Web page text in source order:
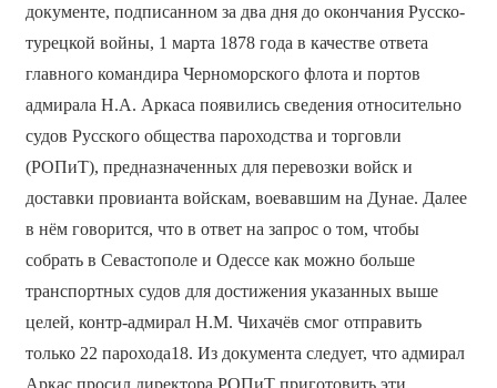
документе, подписанном за два дня до окончания Русско-
турецкой войны, 1 марта 1878 года в качестве ответа
главного командира Черноморского флота и портов
адмирала Н.А. Аркаса появились сведения относительно
судов Русского общества пароходства и торговли
(РОПиТ), предназначенных для перевозки войск и
доставки провианта войскам, воевавшим на Дунае. Далее
в нём говорится, что в ответ на запрос о том, чтобы
собрать в Севастополе и Одессе как можно больше
транспортных судов для достижения указанных выше
целей, контр-адмирал Н.М. Чихачёв смог отправить
только 22 парохода18. Из документа следует, что адмирал
Аркас просил директора РОПиТ приготовить эти